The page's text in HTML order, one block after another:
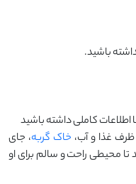
باشید.
اطلاعات کاملی داشته باشید
غذا و آب، خاک گربه، جای
تا محیطی راحت و سالم برای او